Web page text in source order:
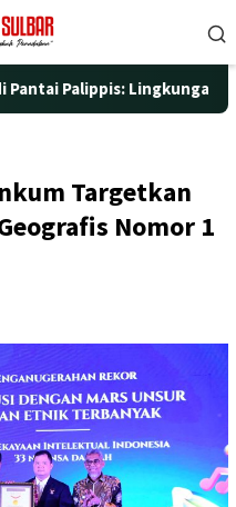
Lingkungan dan
Targetkan
Nomor 1